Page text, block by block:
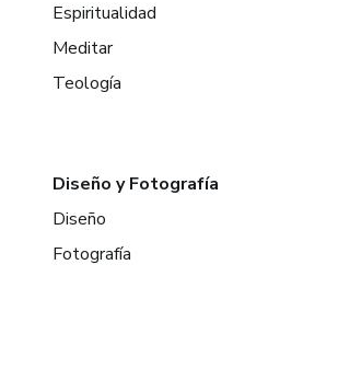
Espiritualidad
Meditar
Teología
Diseño y Fotografía
Diseño
Fotografía